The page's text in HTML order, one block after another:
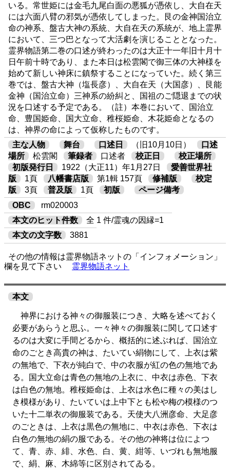
いる。常世姫には金毛九尾白面の悪狐が憑依し、大自在天
には六面八臂の邪気が憑依してしまった。艮の金神国治立
命の神系、盤古大神の系統、大自在天の系統が、地上霊界
において、三つ巴となって大活劇を演じることとなった。
霊界物語第二巻の口述が終わったのは大正十一年旧十月十
日午前十時であり、また本日は松雲閣で御三体の大神様を
始めて新しい神床に鎮祭することになっていた。続く第三
巻では、盤古大神（塩長彦）、大自在天（大国彦）、艮能
金神（国治立命）三神系の紛糾と、国祖のご隠退までの状
況を口述する予定である。（註）本巻において、国治立
命、豊国姫命、国大立命、稚桜姫命、木花姫命となるの
は、神界の命によって仮称したものです。
主な人物
舞台 口述日 （旧10月10日）
口述
場所
松雲閣 筆録者 口述者 校正日
校正場所
初版発行日
1922（大正11）年1月27日
愛善世界社
版
1頁 八幡書店版 第1輯 157頁 修補版
校定
版
3頁 普及版 1頁 初版
ページ備考
OBC
rm020003
本文のヒット件数
全 1 件/霊魂の因縁=1
本文の文字数
3881
その他の情報は霊界物語ネットの「インフォメーション」
欄を見て下さい
霊界物語ネット
本文
神界における神々の御服装につき、大略を述べておく
必要があらうと思ふ。一々神々の御服装に関して口述す
るのは大変に手間どるから、概括的に述ぶれば、国治立
命のごとき高貴の神は、たいてい絹物にして、上衣は紫
の無地で、下衣が純白で、中の衣服が紅の色の無地であ
る。国大立命は青色の無地の上衣に、中衣は赤色、下衣
は白色の無地。稚桜姫命は、上衣は水色に種々の美はし
き模様があり、たいていは上中下とも松や梅の模様のつ
いた十二単衣の御服装である。天使大八洲彦命、大足彦
のごときは、上衣は黒色の無地に、中衣は赤色、下衣は
白色の無地の絹の服である。その他の神将は位によつ
て、青、赤、緋、水色、白、黄、紺等、いづれも無地服
で、絹、麻、木綿等に区別されてゐる。